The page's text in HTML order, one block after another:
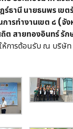
ร์ธานี นายธนพร เข
ารทำงานเขต ๘ (จั
ต สายทองอินทร์ รัก
ให้การต้อนรับ ณ บริษั